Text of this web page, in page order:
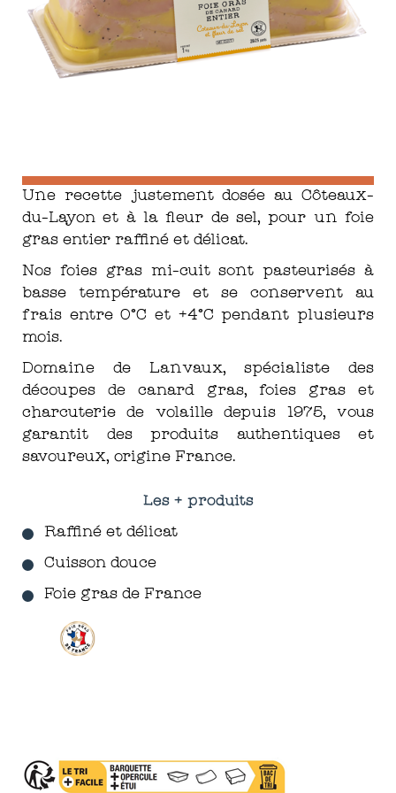
Une recette justement dosée au Côteaux-
du-Layon et à la fleur de sel, pour un foie
gras entier raffiné et délicat.
Nos foies gras mi-cuit sont pasteurisés à
basse température et se conservent au
frais entre 0°C et +4°C pendant plusieurs
mois.
Domaine de Lanvaux, spécialiste des
découpes de canard gras, foies gras et
charcuterie de volaille depuis 1975, vous
garantit des produits authentiques et
savoureux, origine France.
Les + produits
Raffiné et délicat
Cuisson douce
Foie gras de France